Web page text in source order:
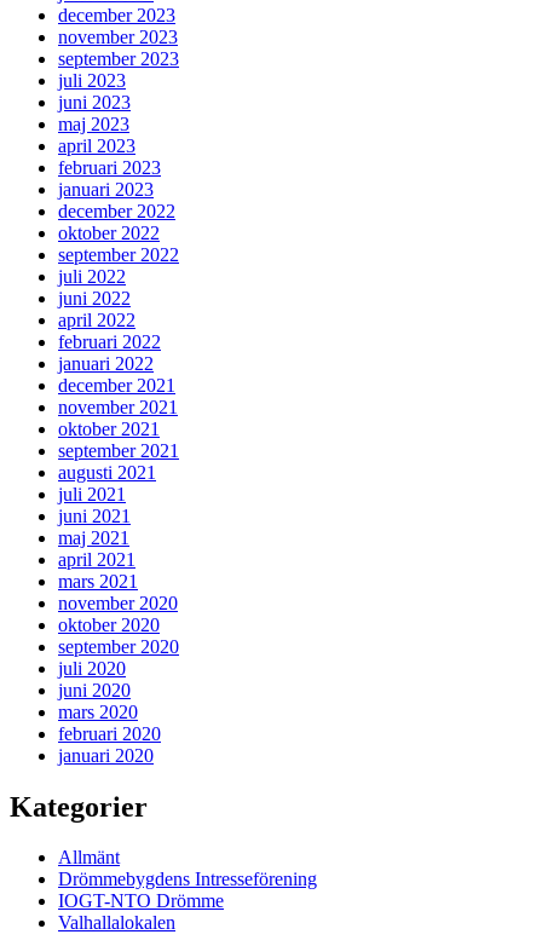
december 2023
november 2023
september 2023
juli 2023
juni 2023
maj 2023
april 2023
februari 2023
januari 2023
december 2022
oktober 2022
september 2022
juli 2022
juni 2022
april 2022
februari 2022
januari 2022
december 2021
november 2021
oktober 2021
september 2021
augusti 2021
juli 2021
juni 2021
maj 2021
april 2021
mars 2021
november 2020
oktober 2020
september 2020
juli 2020
juni 2020
mars 2020
februari 2020
januari 2020
Kategorier
Allmänt
Drömmebygdens Intresseförening
IOGT-NTO Drömme
Valhallalokalen